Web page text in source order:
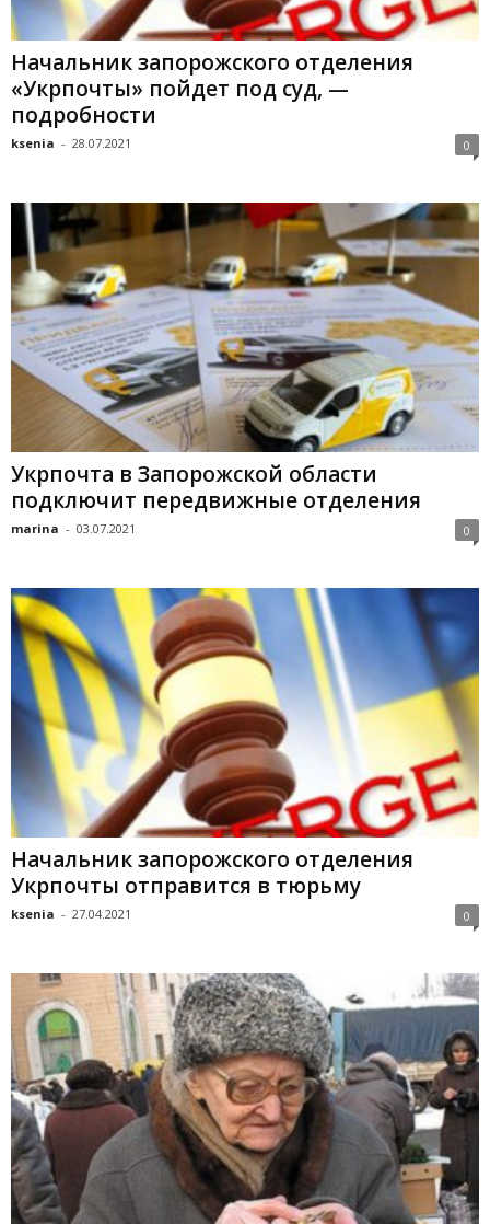
Начальник запорожского отделения
«Укрпочты» пойдет под суд, —
подробности
ksenia - 28.07.2021 0
Укрпочта в Запорожской области
подключит передвижные отделения
marina - 03.07.2021 0
Начальник запорожского отделения
Укрпочты отправится в тюрьму
ksenia - 27.04.2021 0